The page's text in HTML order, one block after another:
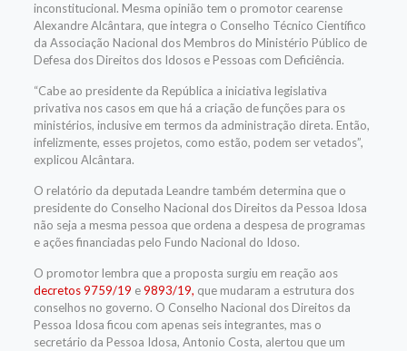
inconstitucional. Mesma opinião tem o promotor cearense
Alexandre Alcântara, que integra o Conselho Técnico Científico
da Associação Nacional dos Membros do Ministério Público de
Defesa dos Direitos dos Idosos e Pessoas com Deficiência.
“Cabe ao presidente da República a iniciativa legislativa
privativa nos casos em que há a criação de funções para os
ministérios, inclusive em termos da administração direta. Então,
infelizmente, esses projetos, como estão, podem ser vetados”,
explicou Alcântara.
O relatório da deputada Leandre também determina que o
presidente do Conselho Nacional dos Direitos da Pessoa Idosa
não seja a mesma pessoa que ordena a despesa de programas
e ações financiadas pelo Fundo Nacional do Idoso.
O promotor lembra que a proposta surgiu em reação aos
decretos 9759/19 e9893/19, que mudaram a estrutura dos
conselhos no governo. O Conselho Nacional dos Direitos da
Pessoa Idosa ficou com apenas seis integrantes, mas o
secretário da Pessoa Idosa, Antonio Costa, alertou que um